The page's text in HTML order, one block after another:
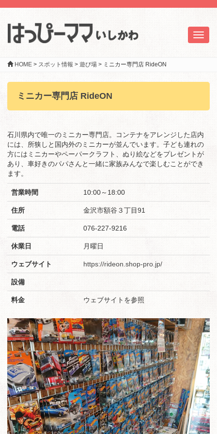
HOME > スポット情報 > 遊び場 > ミニカー専門店 RideON
ミニカー専門店 RideON
石川県内で唯一のミニカー専門店。コンテナをアレンジした店内
には、所狭しと国内外のミニカーが並んでいます。子ども連れの
方にはミニカーやペーパークラフト、ぬり絵などをプレゼントが
あり、車好きのパパさんと一緒に家族みんなで楽しむことができ
ます。
営業時間 10:00～18:00
住所 金沢市額谷３丁目91
電話 076-227-9216
休業日 月曜日
ウェブサイト https://rideon.shop-pro.jp/
設備
料金 ウェブサイトを参照